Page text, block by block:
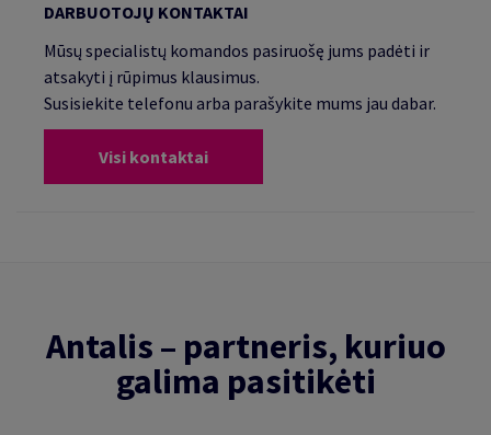
DARBUOTOJŲ KONTAKTAI
Mūsų specialistų komandos pasiruošę jums padėti ir
atsakyti į rūpimus klausimus.
Susisiekite telefonu arba parašykite mums jau dabar.
Visi kontaktai
Antalis – partneris, kuriuo
galima pasitikėti